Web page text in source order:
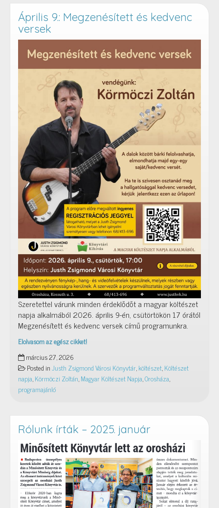
Április 9.: Megzenésített és kedvenc
versek
Szeretettel várunk minden érdeklődőt a magyar költészet
napja alkalmából 2026. április 9-én, csütörtökön 17 órától
Megzenésített és kedvenc versek című programunkra.
Elolvasom az egész cikket!
Április
9.:
Megzenésített
és
kedvenc
március 27, 2026
Posted inJusth Zsigmond Városi Könyvtár,költészet,Költészet
napja,Körmöczi Zoltán,Magyar Költészet Napja,Orosháza,
programajánló
Rólunk írták – 2025. január